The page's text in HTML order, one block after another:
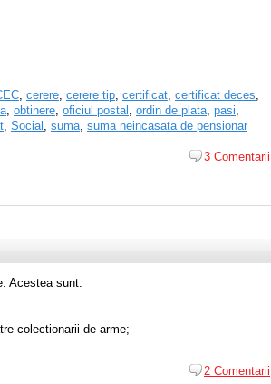
, cerere, cerere tip, certificat, certificat deces,
, obtinere, oficiul postal , ordin de plata, pasi,
, Social , suma, suma neincasata de pensionar
3 Comentarii
Acestea sunt:
colectionarii de arme;
2 Comentarii